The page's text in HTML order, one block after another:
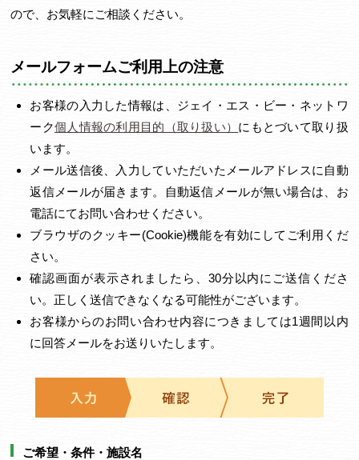
ので、お気軽にご相談ください。
メールフォームご利用上の注意
お客様の入力した情報は、ジェイ・エス・ビー・ネットワ
ーク個人情報の利用目的（取り扱い） にもとづいて取り扱
います。
メール送信後、入力していただいたメールアドレスに自動
返信メールが届きます。自動返信メールが無い場合は、お
電話にてお問い合わせください。
ブラウザのクッキー(Cookie)機能を有効にしてご利用くだ
さい。
確認画面が表示されましたら、30分以内にご送信くださ
い。正しく送信できなくなる可能性がございます。
お客様からのお問い合わせ内容につきましては1週間以内
に回答メールをお送りいたします。
ご希望・条件・施設名